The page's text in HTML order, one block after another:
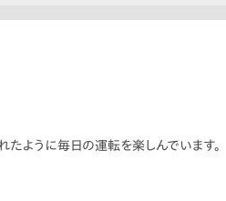
ように毎日の運転を楽しんでいます。